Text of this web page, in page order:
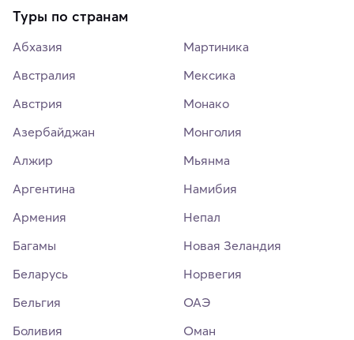
Туры по странам
Абхазия
Австралия
Австрия
Азербайджан
Алжир
Аргентина
Армения
Багамы
Беларусь
Бельгия
Боливия
Мартиника
Мексика
Монако
Монголия
Мьянма
Намибия
Непал
Новая Зеландия
Норвегия
ОАЭ
Оман